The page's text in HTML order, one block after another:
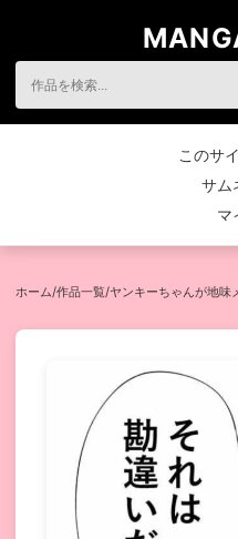
このサ
サム
マ
ホーム/作品一覧/ヤンキーちゃんが地味